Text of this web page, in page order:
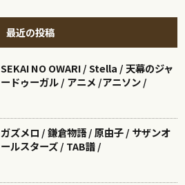
最近の投稿
SEKAI NO OWARI / Stella / 天幕のジャ
ードゥーガル / アニメ /アニソン /
ガズメロ / 鎌倉物語 / 原由子 / サザンオ
ールスターズ / TAB譜 /